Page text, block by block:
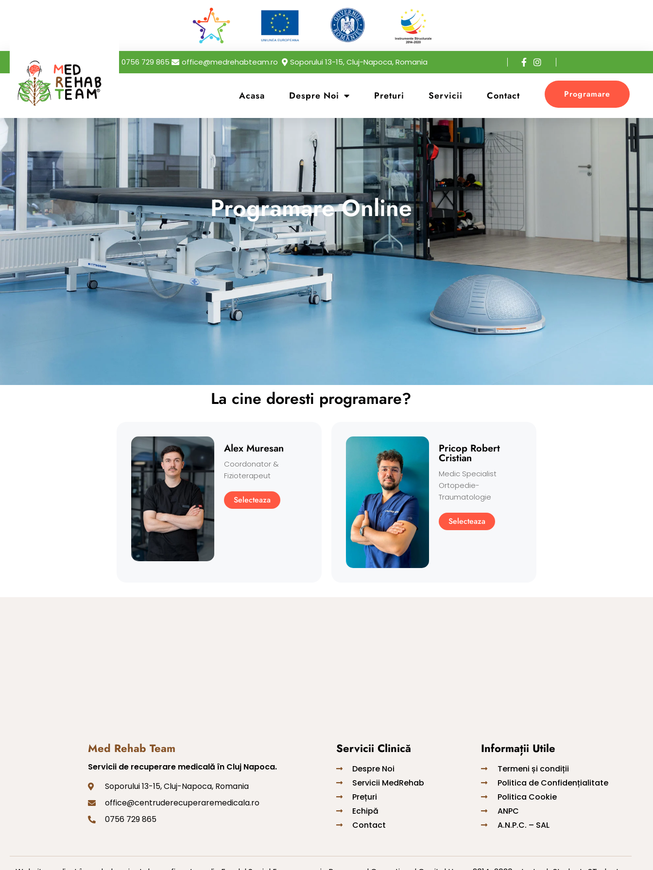
0756 729 865 office@medrehabteam.ro Soporului 13-15, Cluj-Napoca, Romania
Acasa Despre Noi Preturi Servicii Contact Programare
Programare Online
La cine doresti programare?
Alex Muresan
Coordonator &
Fizioterapeut
Selecteaza
Pricop Robert
Cristian
Medic Specialist
Ortopedie-
Traumatologie
Selecteaza
Med Rehab Team
Servicii de recuperare medicală în Cluj Napoca.
Soporului 13-15, Cluj-Napoca, Romania
office@centruderecuperaremedicala.ro
0756 729 865
Servicii Clinică
Despre Noi
Servicii MedRehab
Prețuri
Echipă
Contact
Informații Utile
Termeni și condiții
Politica de Confidențialitate
Politica Cookie
ANPC
A.N.P.C. – SAL